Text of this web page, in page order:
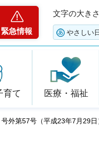
緊急情報
文字の大きさ
やさしい
育て 医療・福祉
号外第57号（平成23年7月29日